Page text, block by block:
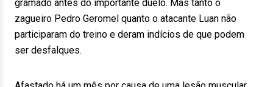
gramado antes do importante duelo. Mas tanto o
zagueiro Pedro Geromel quanto o atacante Luan não
participaram do treino e deram indícios de que podem
ser desfalques.